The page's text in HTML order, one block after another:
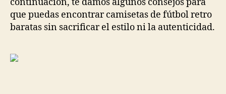
que puedas encontrar camisetas de fútbol retro
baratas sin sacrificar el estilo ni la autenticidad.